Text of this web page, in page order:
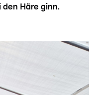
Häre ginn.